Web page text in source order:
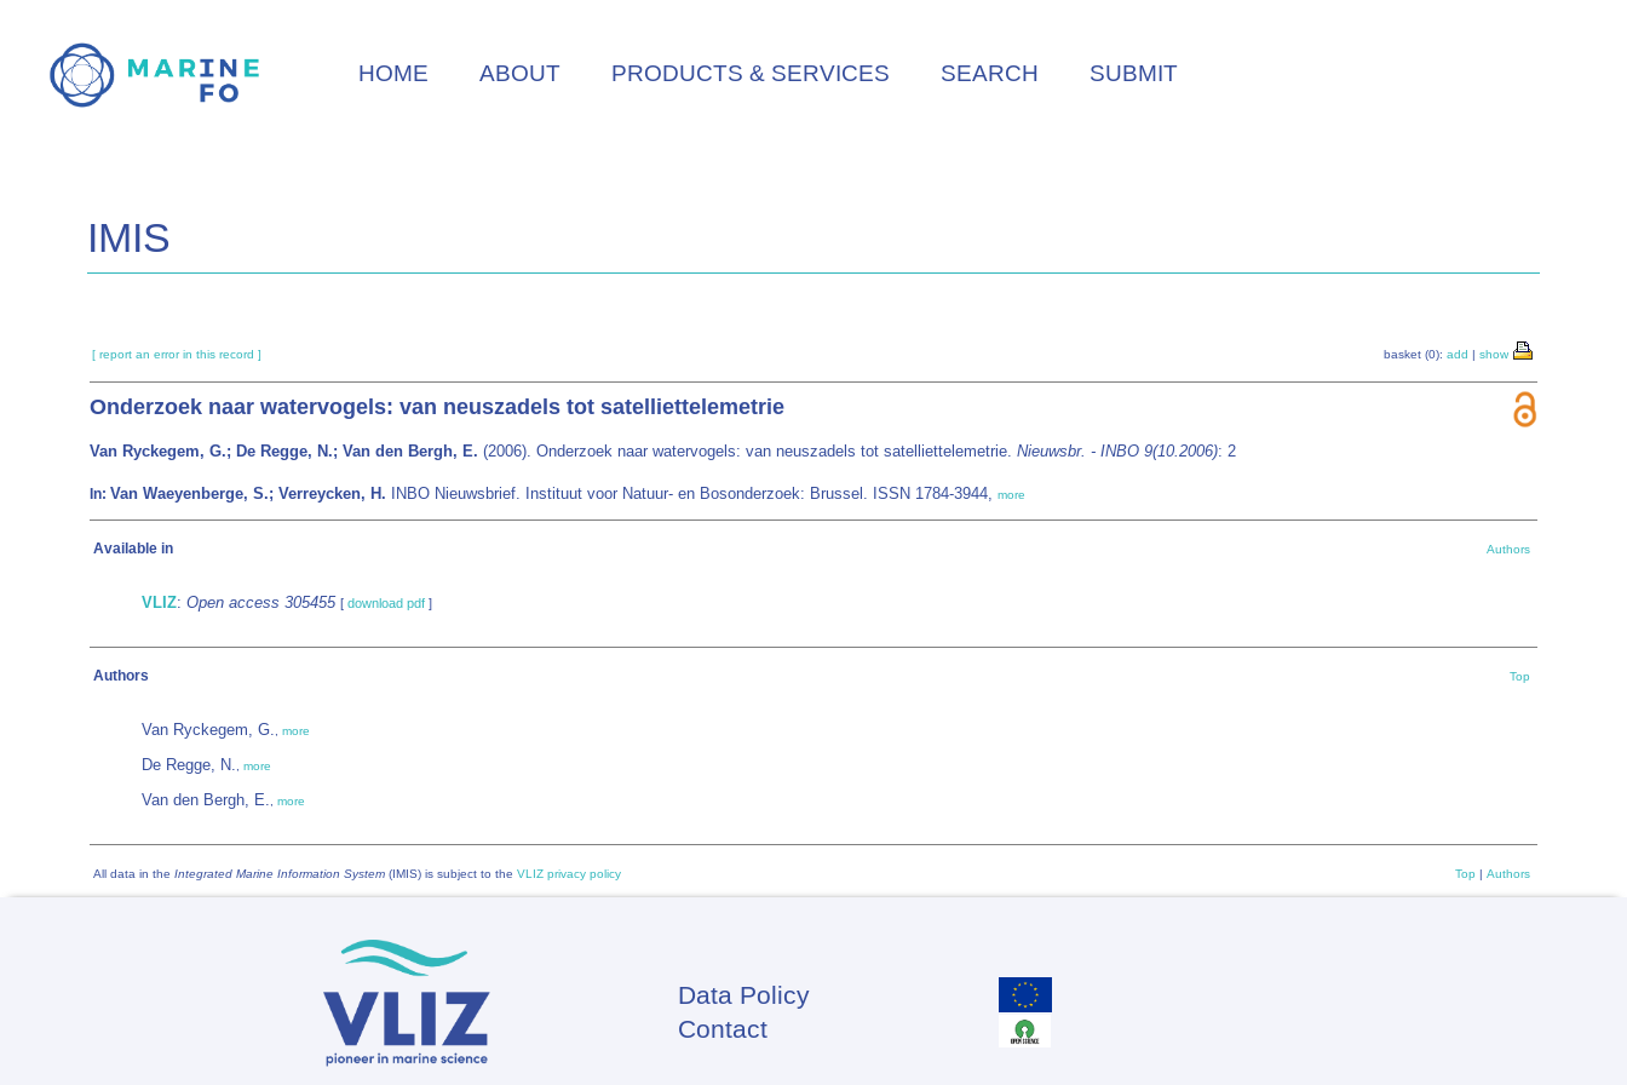
main
HOME ABOUT PRODUCTS & SERVICES SEARCH SUBMIT
IMIS
[ report an error in this record ] basket (0): add | show
Onderzoek naar watervogels: van neuszadels tot satelliettelemetrie
Van Ryckegem, G.; De Regge, N.; Van den Bergh, E. (2006). Onderzoek naar watervogels: van neuszadels tot satelliettelemetrie. Nieuwsbr. - INBO 9(10.2006): 2
In: Van Waeyenberge, S.; Verreycken, H. INBO Nieuwsbrief. Instituut voor Natuur- en Bosonderzoek: Brussel. ISSN 1784-3944, more
Available in Authors
VLIZ: Open access 305455 [ download pdf ]
Authors Top
Van Ryckegem, G. more
De Regge, N. more
Van den Bergh, E. more
All data in the Integrated Marine Information System (IMIS) is subject to the VLIZ privacy policy Top | Authors
Footer
Data Policy
Contact